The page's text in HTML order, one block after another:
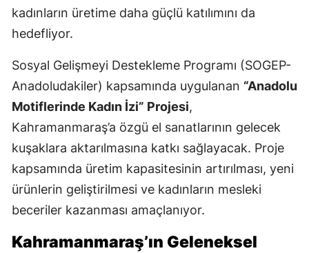
kadınların üretime daha güçlü katılımını da
hedefliyor.
Sosyal Gelişmeyi Destekleme Programı (SOGEP-
Anadoludakiler) kapsamında uygulanan “Anadolu
Motiflerinde Kadın İzi” Projesi,
Kahramanmaraş’a özgü el sanatlarının gelecek
kuşaklara aktarılmasına katkı sağlayacak. Proje
kapsamında üretim kapasitesinin artırılması, yeni
ürünlerin geliştirilmesi ve kadınların mesleki
beceriler kazanması amaçlanıyor.
Kahramanmaraş’ın Geleneksel